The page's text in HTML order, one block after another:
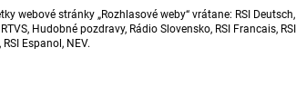
stránky „Rozhlasové weby“ vrátane: RSI
Hudobné pozdravy, Rádio Slovensko, RSI Francais,
Espanol, NEV.